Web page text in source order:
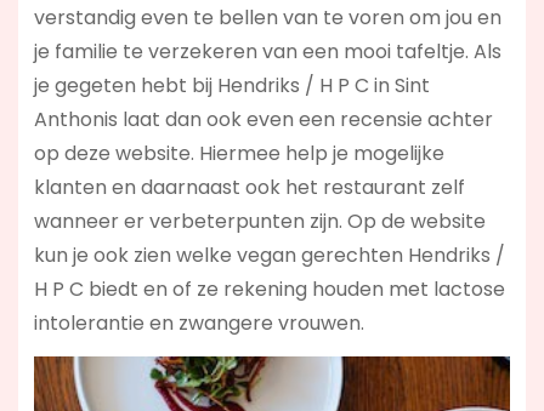
verstandig even te bellen van te voren om jou en
je familie te verzekeren van een mooi tafeltje. Als
je gegeten hebt bij Hendriks / H P C in Sint
Anthonis laat dan ook even een recensie achter
op deze website. Hiermee help je mogelijke
klanten en daarnaast ook het restaurant zelf
wanneer er verbeterpunten zijn. Op de website
kun je ook zien welke vegan gerechten Hendriks /
H P C biedt en of ze rekening houden met lactose
intolerantie en zwangere vrouwen.